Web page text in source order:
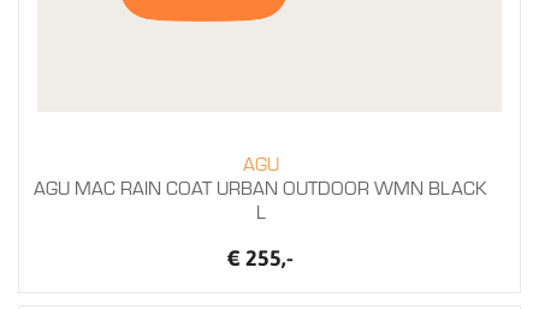
AGU
AGU MAC RAIN COAT URBAN OUTDOOR WMN BLACK
L
€ 255,-